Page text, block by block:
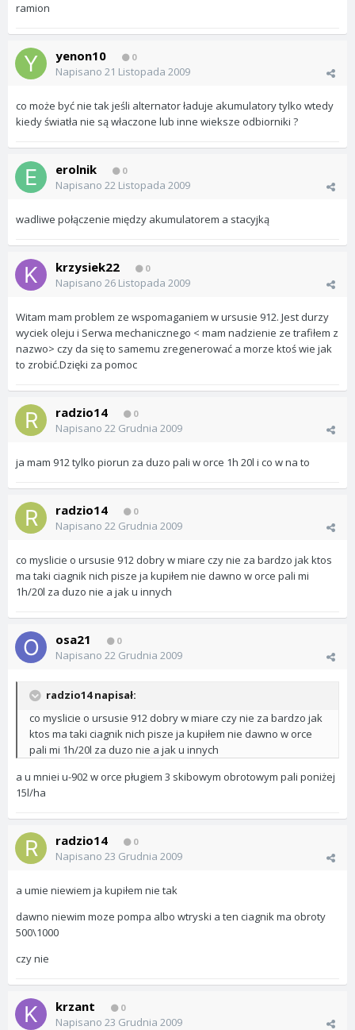
ramion
yenon10 0
Napisano 21 Listopada 2009
co może być nie tak jeśli alternator ładuje akumulatory tylko wtedy
kiedy światła nie są właczone lub inne wieksze odbiorniki ?
erolnik 0
Napisano 22 Listopada 2009
wadliwe połączenie między akumulatorem a stacyjką
krzysiek22 0
Napisano 26 Listopada 2009
Witam mam problem ze wspomaganiem w ursusie 912. Jest durzy
wyciek oleju i Serwa mechanicznego < mam nadzienie ze trafiłem z
nazwo> czy da się to samemu zregenerować a morze ktoś wie jak
to zrobić.Dzięki za pomoc
radzio14 0
Napisano 22 Grudnia 2009
ja mam 912 tylko piorun za duzo pali w orce 1h 20l i co w na to
radzio14 0
Napisano 22 Grudnia 2009
co myslicie o ursusie 912 dobry w miare czy nie za bardzo jak ktos
ma taki ciagnik nich pisze ja kupiłem nie dawno w orce pali mi
1h/20l za duzo nie a jak u innych
osa21 0
Napisano 22 Grudnia 2009
radzio14 napisał:
co myslicie o ursusie 912 dobry w miare czy nie za bardzo jak
ktos ma taki ciagnik nich pisze ja kupiłem nie dawno w orce
pali mi 1h/20l za duzo nie a jak u innych
a u mniei u-902 w orce pługiem 3 skibowym obrotowym pali poniżej
15l/ha
radzio14 0
Napisano 23 Grudnia 2009
a umie niewiem ja kupiłem nie tak
dawno niewim moze pompa albo wtryski a ten ciagnik ma obroty
500\1000
czy nie
krzant 0
Napisano 23 Grudnia 2009